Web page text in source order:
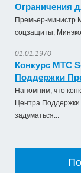
Ограничения
Премьер-министр
соцзащиты,
01.01.1970
Конкурс МТС
Поддержки
Напомним, что
Центра
задуматься...